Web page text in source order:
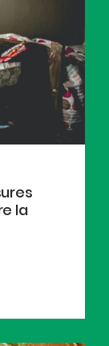
la